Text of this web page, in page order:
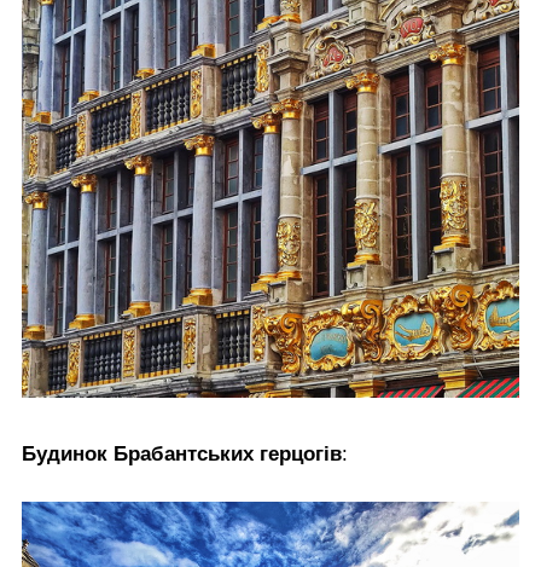
Будинок Брабантських герцогів: